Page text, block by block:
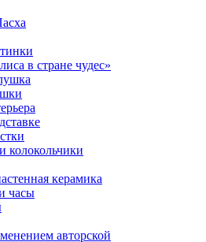
в стране чудес»
колокольчики
керамика
часы
авторской